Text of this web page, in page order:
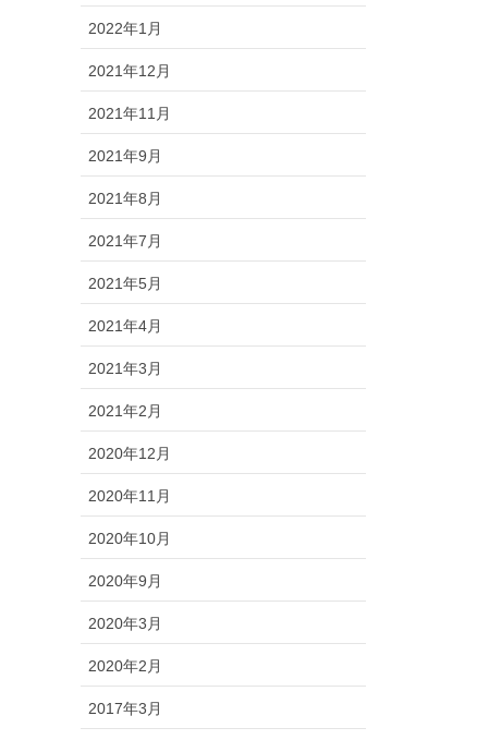
2022年1月
2021年12月
2021年11月
2021年9月
2021年8月
2021年7月
2021年5月
2021年4月
2021年3月
2021年2月
2020年12月
2020年11月
2020年10月
2020年9月
2020年3月
2020年2月
2017年3月